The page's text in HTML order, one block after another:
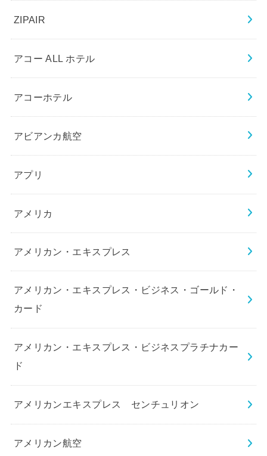
ZIPAIR
アコー ALL ホテル
アコーホテル
アビアンカ航空
アプリ
アメリカ
アメリカン・エキスプレス
アメリカン・エキスプレス・ビジネス・ゴールド・
カード
アメリカン・エキスプレス・ビジネスプラチナカー
ド
アメリカンエキスプレス センチュリオン
アメリカン航空